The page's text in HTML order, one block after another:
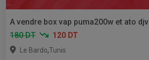
A vendre box vap puma200w et ato djv
180 DT
120 DT
Le Bardo,Tunis